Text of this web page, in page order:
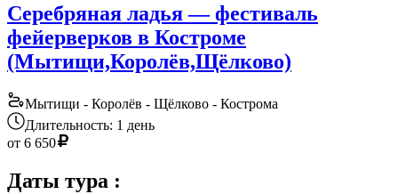
Серебряная ладья — фестиваль
фейерверков в Костроме
(Мытищи,Королёв,Щёлково)
Мытищи - Королёв - Щёлково - Кострома
Длительность: 1 день
от 6 650
Даты тура :